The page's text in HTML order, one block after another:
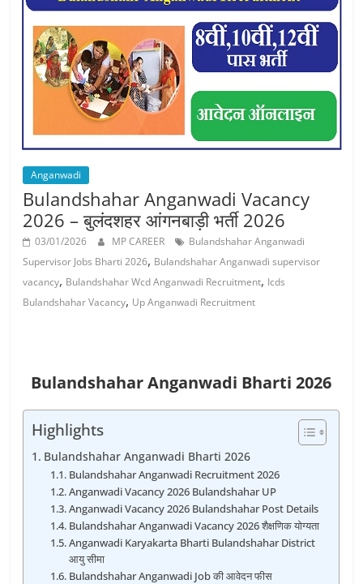
Job
Vacancy
Anganwadi
Bulandshahar Anganwadi Vacancy
2026 – बुलंदशहर आंगनबाड़ी भर्ती 2026
03/01/2026 MP CAREER
Bulandshahar Anganwadi
Supervisor Jobs Bharti 2026, Bulandshahar Anganwadi supervisor
vacancy, Bulandshahar Wcd Anganwadi Recruitment, Icds
Bulandshahar Vacancy, Up Anganwadi Recruitment
Bulandshahar Anganwadi Bharti 2026
Highlights
Bulandshahar Anganwadi Bharti 2026
Bulandshahar Anganwadi Recruitment 2026
Anganwadi Vacancy 2026 Bulandshahar UP
Anganwadi Vacancy 2026 Bulandshahar Post Details
Bulandshahar Anganwadi Vacancy 2026 शैक्षणिक योग्यता
Anganwadi Karyakarta Bharti Bulandshahar District
आयु सीमा
Bulandshahar Anganwadi Job की आवेदन फीस